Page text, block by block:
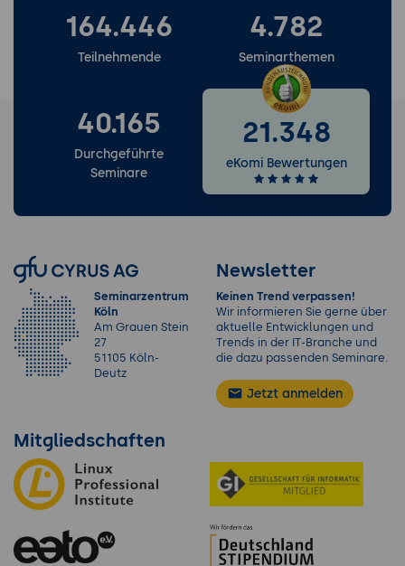
164.446
Teilnehmende
4.782
Seminarthemen
40.165
Durchgeführte
Seminare
21.348
eKomi Bewertungen
Seminarzentrum
Köln
Am Grauen Stein
27
51105 Köln-
Deutz
Newsletter
Keinen Trend verpassen!
Wir informieren Sie gerne über
aktuelle Entwicklungen und
Trends in der IT-Branche und
die dazu passenden Seminare.
Jetzt anmelden
Mitgliedschaften